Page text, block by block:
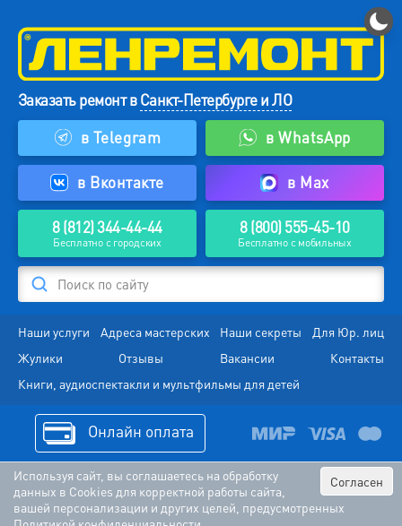
Заказать ремонт вСанкт-Петербурге и ЛО
в Telegram
в WhatsApp
в Вконтакте в Max
8 (812) 344-44-44
Бесплатно с городских
8 (800) 555-45-10
Бесплатно с мобильных
Поиск по сайту
Наши услуги Адреса мастерских Наши секреты
Для Юр. лиц
Жулики
Отзывы Вакансии
Контакты
Книги, аудиоспектакли и мультфильмы для детей
Онлайн оплата
Согласен
Используя сайт, вы соглашаетесь на обработку
данных в Cookies для корректной работы сайта,
вашей персонализации и других целей, предусмотренных